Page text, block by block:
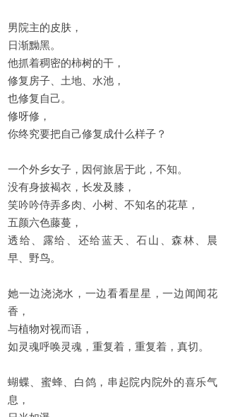
男院主的皮肤，
日渐黝黑。
他抓着稠密的柿树的干，
修复房子、土地、水池，
也修复自己。
修呀修，
你终究要把自己修复成什么样子？
一个外乡女子，因何旅居于此，不知。
没有身披褐衣，长发及膝，
笑吟吟侍弄多肉、小树、不知名的花草，
五颜六色藤蔓，
透给、露给、还给蓝天、石山、森林、晨
早、野鸟。
她一边浇浇水，一边看看星星，一边闻闻花
香，
与植物对视而语，
如灵魂呼唤灵魂，重复着，重复着，真切。
蝴蝶、蜜蜂、白鸽，串起院内院外的喜乐气
息，